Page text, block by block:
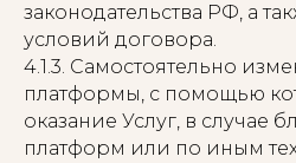
законодательства РФ, а
условий договора.
4.1.3. Самостоятельно
платформы, с помощью
оказание Услуг, в случае
платформ или по иным